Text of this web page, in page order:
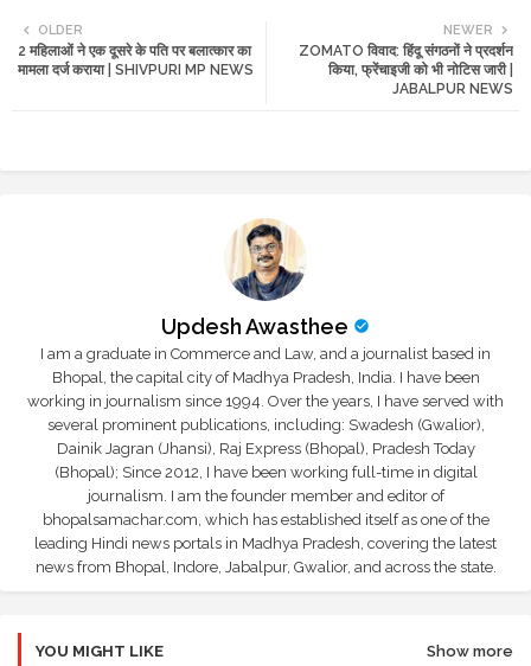
tte ats
NEWER
ZOMATO विवाद: हिंदू संगठनों ने प्रदर्शन
किया, फ्रेंचाइजी को भी नोटिस जारी |
JABALPUR NEWS
OLDER
2 महिलाओं ने एक दूसरे के पति पर बलात्कार का
मामला दर्ज कराया | SHIVPURI MP NEWS
Updesh Awasthee
I am a graduate in Commerce and Law, and a journalist based in
Bhopal, the capital city of Madhya Pradesh, India. I have been
working in journalism since 1994. Over the years, I have served with
several prominent publications, including: Swadesh (Gwalior),
Dainik Jagran (Jhansi), Raj Express (Bhopal), Pradesh Today
(Bhopal); Since 2012, I have been working full-time in digital
journalism. I am the founder member and editor of
bhopalsamachar.com, which has established itself as one of the
leading Hindi news portals in Madhya Pradesh, covering the latest
news from Bhopal, Indore, Jabalpur, Gwalior, and across the state.
YOU MIGHT LIKE Show more